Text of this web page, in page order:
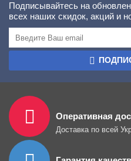
Подписывайтесь на
всех наших скидок, акций и
Оперативная
Доставка по всей